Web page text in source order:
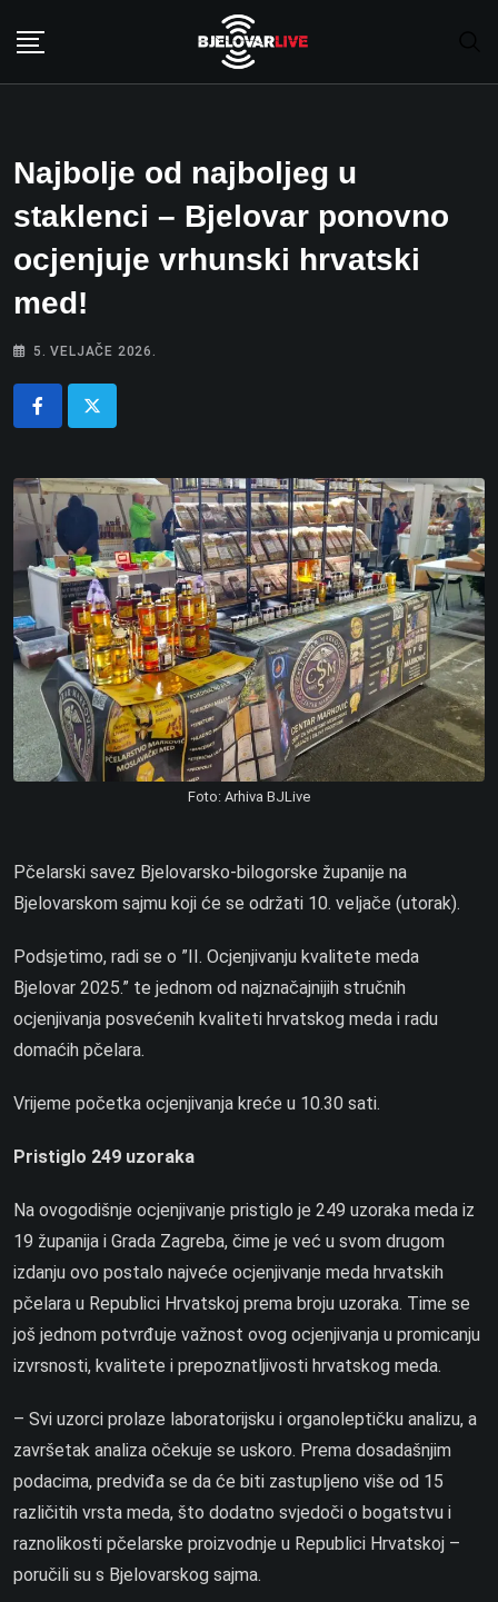
Najbolje od najboljeg u
staklenci – Bjelovar ponovno
ocjenjuje vrhunski hrvatski
med!
5. VELJAČE 2026.
Foto: Arhiva BJLive
Pčelarski savez Bjelovarsko-bilogorske županije na
Bjelovarskom sajmu koji će se održati 10. veljače (utorak).
Podsjetimo, radi se o ”II. Ocjenjivanju kvalitete meda
Bjelovar 2025.” te jednom od najznačajnijih stručnih
ocjenjivanja posvećenih kvaliteti hrvatskog meda i radu
domaćih pčelara.
Vrijeme početka ocjenjivanja kreće u 10.30 sati.
Pristiglo 249 uzoraka
Na ovogodišnje ocjenjivanje pristiglo je 249 uzoraka meda iz
19 županija i Grada Zagreba, čime je već u svom drugom
izdanju ovo postalo najveće ocjenjivanje meda hrvatskih
pčelara u Republici Hrvatskoj prema broju uzoraka. Time se
još jednom potvrđuje važnost ovog ocjenjivanja u promicanju
izvrsnosti, kvalitete i prepoznatljivosti hrvatskog meda.
– Svi uzorci prolaze laboratorijsku i organoleptičku analizu, a
završetak analiza očekuje se uskoro. Prema dosadašnjim
podacima, predviđa se da će biti zastupljeno više od 15
različitih vrsta meda, što dodatno svjedoči o bogatstvu i
raznolikosti pčelarske proizvodnje u Republici Hrvatskoj –
poručili su s Bjelovarskog sajma.